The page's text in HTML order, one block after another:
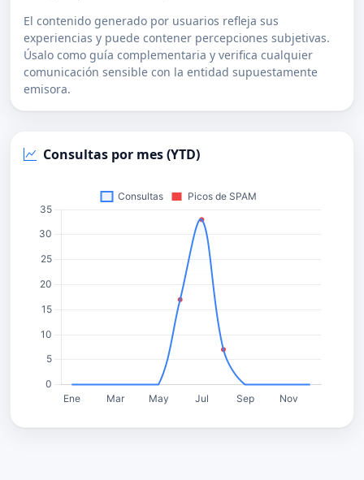
El contenido generado por usuarios refleja sus
experiencias y puede contener percepciones subjetivas.
Úsalo como guía complementaria y verifica cualquier
comunicación sensible con la entidad supuestamente
emisora.
Consultas por mes (YTD)